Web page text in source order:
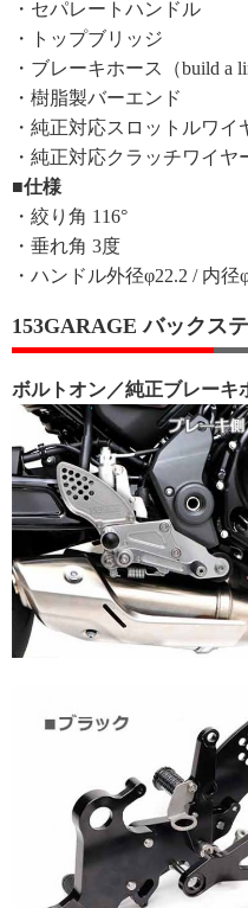
・セパレートハンドル
・トップブリッジ
・ブレーキホース（build a
・樹脂製バーエンド
・純正対応スロットルワイ
・純正対応クラッチワイヤ
■仕様
・絞り角 116°
・垂れ角 3度
・ハンドル外径φ22.2 / 内径
153GARAGE バックス
ボルトオン／純正ブレーキ